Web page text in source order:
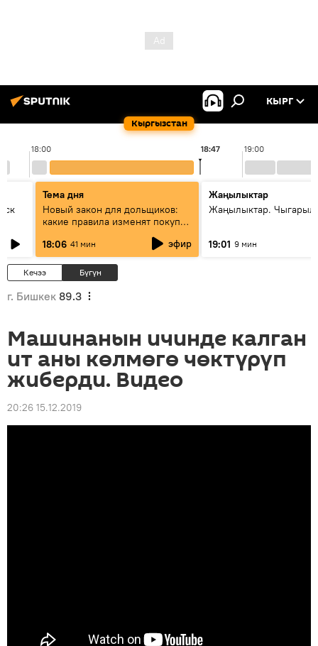
Кыргызстан
КЫРГ
18:00 19:00
18:47
Тема дня
Новый закон для дольщиков:
какие правила изменят покупку
18:06 41 мин эфир
Жаңылыктар
Жаңылыктар.
19:01 9 мин
Кечээ Бүгүн
г. Бишкек 89.3
Машинанын ичинде калган
ит аны көлмөгө чөктүрүп
жиберди. Видео
20:26 15.12.2019